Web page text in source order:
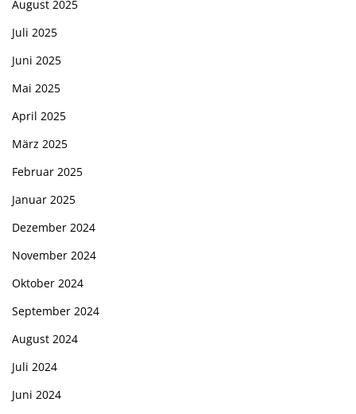
August 2025
Juli 2025
Juni 2025
Mai 2025
April 2025
März 2025
Februar 2025
Januar 2025
Dezember 2024
November 2024
Oktober 2024
September 2024
August 2024
Juli 2024
Juni 2024